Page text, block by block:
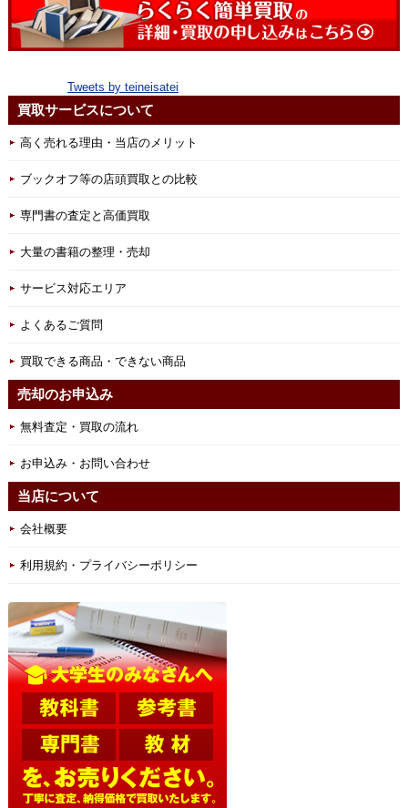
Tweets by teineisatei
買取サービスについて
高く売れる理由・当店のメリット
ブックオフ等の店頭買取との比較
専門書の査定と高価買取
大量の書籍の整理・売却
サービス対応エリア
よくあるご質問
買取できる商品・できない商品
売却のお申込み
無料査定・買取の流れ
お申込み・お問い合わせ
当店について
会社概要
利用規約・プライバシーポリシー